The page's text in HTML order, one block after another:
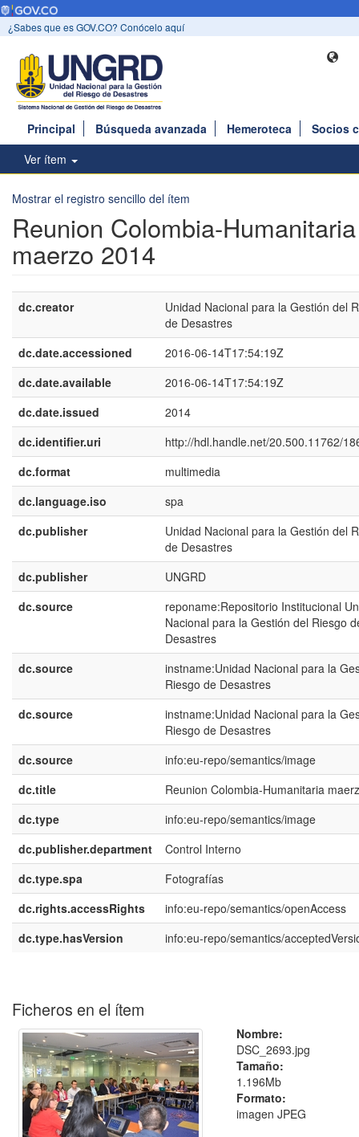
¿Sabes que es GOV.CO? Conócelo aquí
Principal Búsqueda avanzada Hemeroteca
Socios
Ver ítem
Mostrar el registro sencillo del ítem
Reunion Colombia-Humanitaria
maerzo 2014
dc.creator
Unidad Nacional para la Gestión del
de Desastres
dc.date.accessioned
2016-06-14T17:54:19Z
dc.date.available
2016-06-14T17:54:19Z
dc.date.issued
2014
dc.identifier.uri
http://hdl.handle.net/20.500.11762/
dc.format
multimedia
dc.language.iso
spa
dc.publisher
Unidad Nacional para la Gestión del
de Desastres
dc.publisher
UNGRD
dc.source
reponame:Repositorio Institucional
Nacional para la Gestión del Riesgo
Desastres
dc.source
instname:Unidad Nacional para la
Riesgo de Desastres
dc.source
instname:Unidad Nacional para la
Riesgo de Desastres
dc.source
info:eu-repo/semantics/image
dc.title
Reunion Colombia-Humanitaria
dc.type
info:eu-repo/semantics/image
dc.publisher.department
Control Interno
dc.type.spa
Fotografías
dc.rights.accessRights
info:eu-repo/semantics/openAccess
dc.type.hasVersion
info:eu-repo/semantics/
Ficheros en el ítem
Nombre:
DSC_2693.jpg
Tamaño:
1.196Mb
Formato:
imagen JPEG